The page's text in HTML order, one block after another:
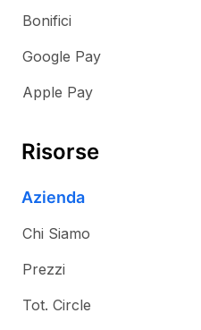
Bonifici
Google Pay
Apple Pay
Risorse
Azienda
Chi Siamo
Prezzi
Tot. Circle